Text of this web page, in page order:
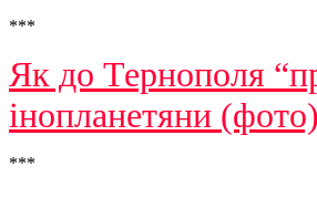
***
Як до Тернополя
інопланетяни (фото)
***